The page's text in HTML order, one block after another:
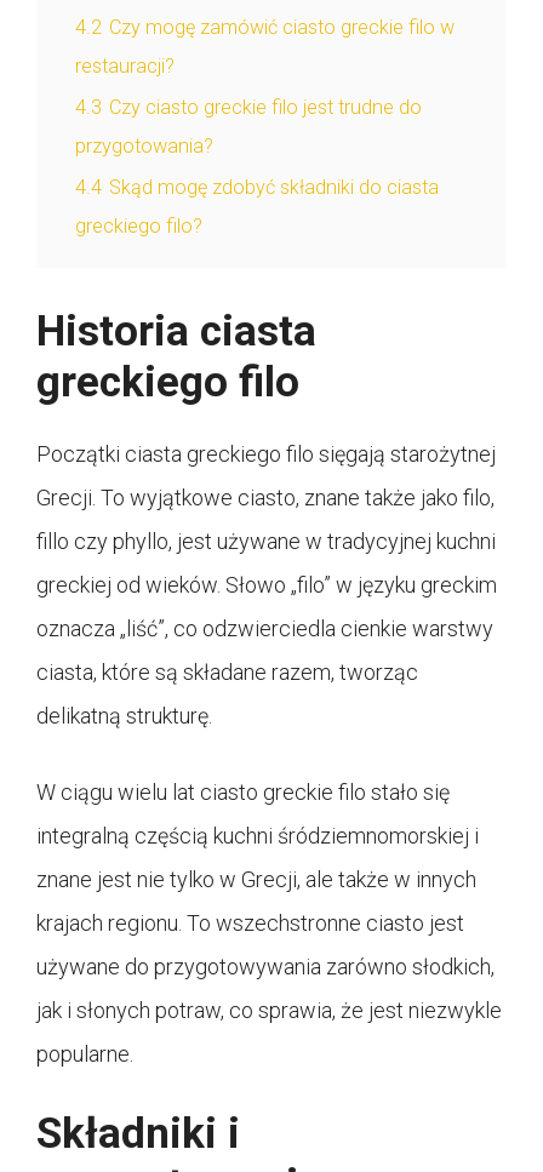
4.2 Czy mogę zamówić ciasto greckie filo w
restauracji?
4.3 Czy ciasto greckie filo jest trudne do
przygotowania?
4.4 Skąd mogę zdobyć składniki do ciasta
greckiego filo?
Historia ciasta
greckiego filo
Początki ciasta greckiego filo sięgają starożytnej
Grecji. To wyjątkowe ciasto, znane także jako filo,
fillo czy phyllo, jest używane w tradycyjnej kuchni
greckiej od wieków. Słowo „filo” w języku greckim
oznacza „liść”, co odzwierciedla cienkie warstwy
ciasta, które są składane razem, tworząc
delikatną strukturę.
W ciągu wielu lat ciasto greckie filo stało się
integralną częścią kuchni śródziemnomorskiej i
znane jest nie tylko w Grecji, ale także w innych
krajach regionu. To wszechstronne ciasto jest
używane do przygotowywania zarówno słodkich,
jak i słonych potraw, co sprawia, że ​​jest niezwykle
popularne.
Składniki i